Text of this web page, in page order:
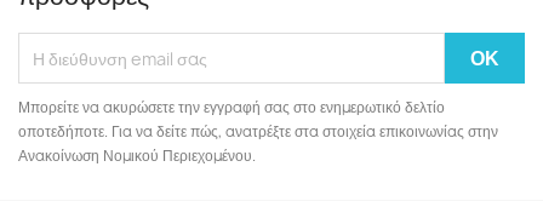
Μπορείτε να ακυρώσετε την εγγραφή σας στο ενημερωτικό δελτίο
οποτεδήποτε. Για να δείτε πώς, ανατρέξτε στα στοιχεία επικοινωνίας στην
Ανακοίνωση Νομικού Περιεχομένου.